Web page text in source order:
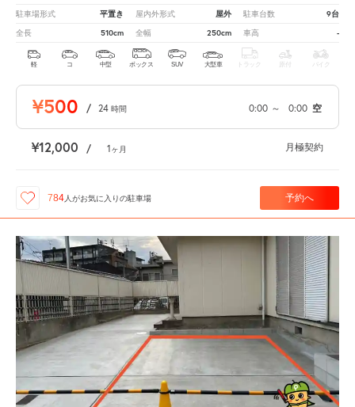
駐車場形式 平置き 屋内外形式 屋外 駐車台数 9台
全長 510cm 全幅 250cm 車高 -
軽 コ 中型 ボックス SUV 大型車 トラック 原付 バイク
¥500 / 24 時間 0:00 ～ 0:00 空
¥12,000 / 1ヶ月 月極契約
784 人がお気に入りの駐車場 予約へ